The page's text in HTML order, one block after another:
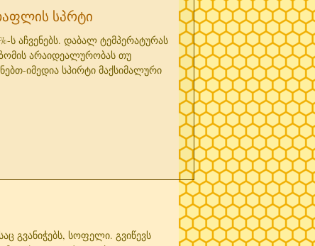
სპრტი
ს აჩვენებს. დაბალ ტემპერატურას
არაიდეალურობას თუ
იმედია სპირტი მაქსიმალური
გვანიჭებს, სოფელი. გვიწევს